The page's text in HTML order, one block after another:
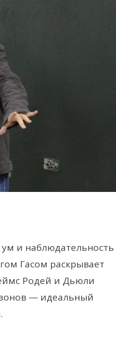
и наблюдательность
Гасом раскрывает
Родей и Дьюли
— идеальный